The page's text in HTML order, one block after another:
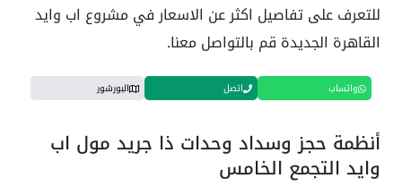
للتعرف على تفاصيل اكثر عن الاسعار في مشروع اب وايد
القاهرة الجديدة قم بالتواصل معنا.
واتساب اتصل البورشور
أنظمة حجز وسداد وحدات ذا جريد مول اب
وايد التجمع الخامس